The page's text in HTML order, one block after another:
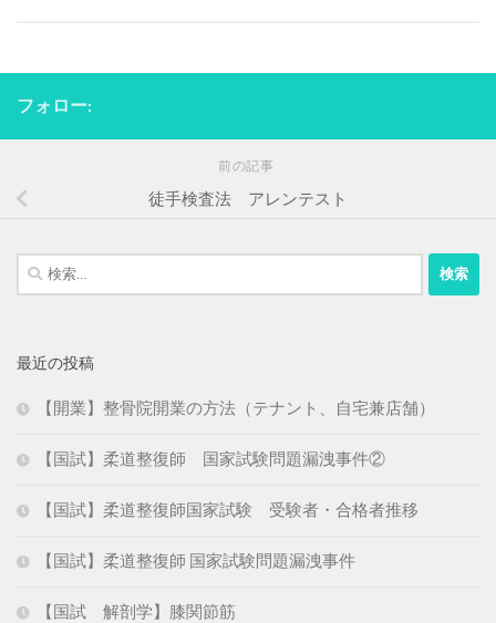
フォロー:
前の記事
徒手検査法 アレンテスト
検
索:
最近の投稿
【開業】整骨院開業の方法（テナント、自宅兼店舗）
【国試】柔道整復師 国家試験問題漏洩事件②
【国試】柔道整復師国家試験 受験者・合格者推移
【国試】柔道整復師 国家試験問題漏洩事件
【国試 解剖学】膝関節筋